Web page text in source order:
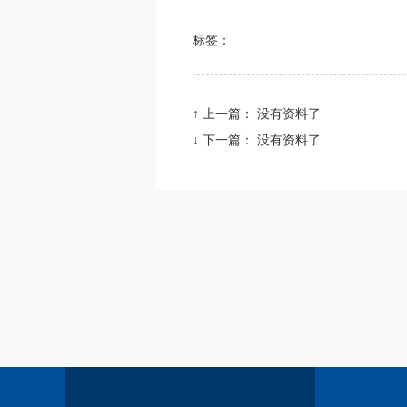
标签：
↑ 上一篇： 没有资料了
↓ 下一篇： 没有资料了